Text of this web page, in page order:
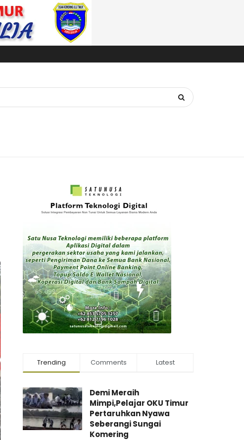
Trending Comments Latest
Demi Meraih
Mimpi,Pelajar OKU Timur
Pertaruhkan Nyawa
Seberangi Sungai
Komering